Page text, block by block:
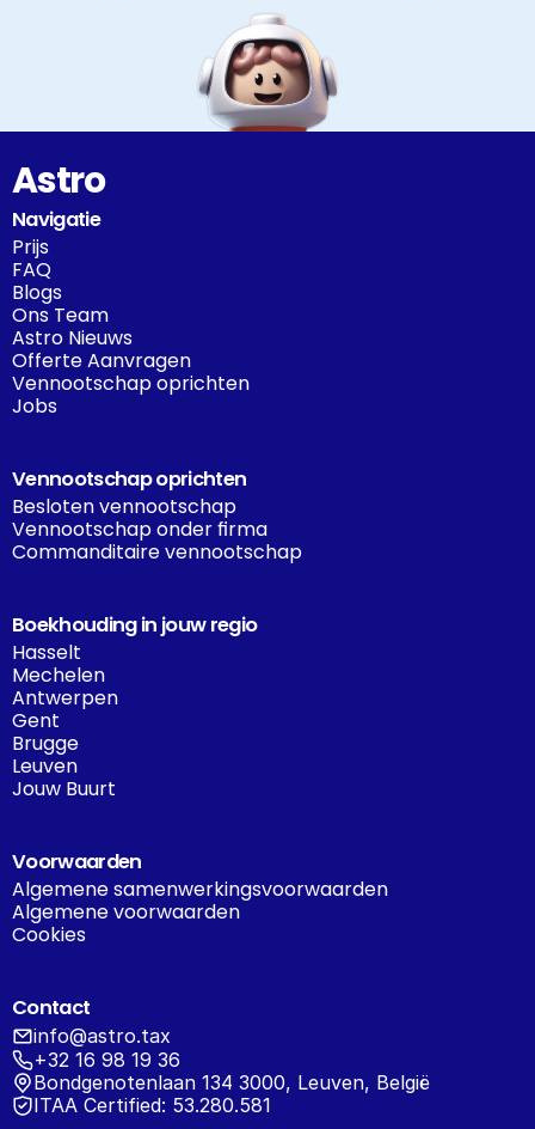
Astro
Navigatie
Prijs
FAQ
Blogs
Ons Team
Astro Nieuws
Offerte Aanvragen
Vennootschap oprichten
Jobs
Vennootschap oprichten
Besloten vennootschap
Vennootschap onder firma
Commanditaire vennootschap
Boekhouding in jouw regio
Hasselt
Mechelen
Antwerpen
Gent
Brugge
Leuven
Jouw Buurt
Voorwaarden
Algemene samenwerkingsvoorwaarden
Algemene voorwaarden
Cookies
Contact
info@astro.tax
+32 16 98 19 36
Bondgenotenlaan 134 3000, Leuven, België
ITAA Certified: 53.280.581